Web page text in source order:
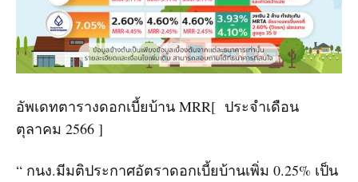
อัพเดทตารางดอกเบี้ยบ้าน MRR[ ประจำเดือน
ตุลาคม 2566 ]
“ กนง.มีมติประกาศอัตราดอกเบี้ยบ้านเพิ่ม 0.25% เป็น